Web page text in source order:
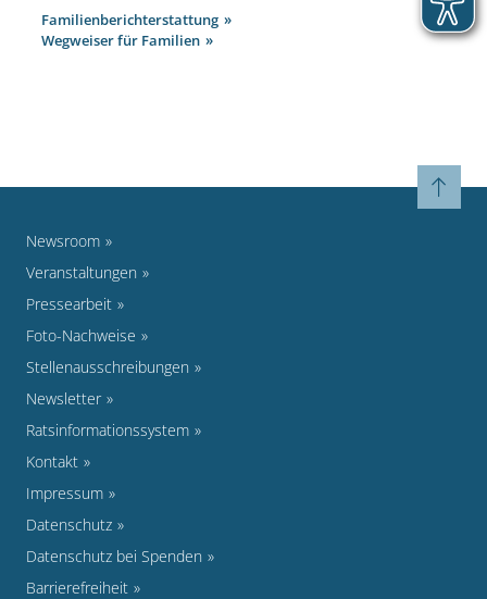
Familienberichterstattung
Wegweiser für Familien
Newsroom
Veranstaltungen
Pressearbeit
Foto-Nachweise
Stellenausschreibungen
Newsletter
Ratsinformationssystem
Kontakt
Impressum
Datenschutz
Datenschutz bei Spenden
Barrierefreiheit